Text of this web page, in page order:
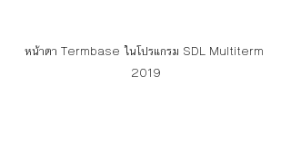
หน้าตา Termbase ในโปรแกรม SDL Multiterm
2019